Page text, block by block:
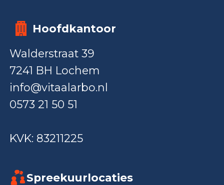
Hoofdkantoor
Walderstraat 39
7241 BH Lochem
info@vitaalarbo.nl
0573 21 50 51
KVK: 83211225
Spreekuurlocaties